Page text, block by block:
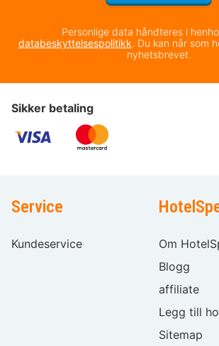
Personlige data håndteres i
databeskyttelsespolitikk. Du kan når som
nyhetsbrevet.
Sikker betaling
Service
Kundeservice
Om
Blogg
affiliate
Legg till
Sitemap